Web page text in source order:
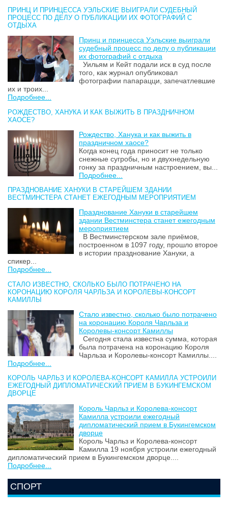
ПРИНЦ И ПРИНЦЕССА УЭЛЬСКИЕ ВЫИГРАЛИ СУДЕБНЫЙ
ПРОЦЕСС ПО ДЕЛУ О ПУБЛИКАЦИИ ИХ ФОТОГРАФИЙ С
ОТДЫХА
Принц и принцесса Уэльские выиграли
судебный процесс по делу о публикации
их фотографий с отдыха
Уильям и Кейт подали иск в суд после
того, как журнал опубликовал
фотографии папарацци, запечатлевшие
их и троих...
Подробнее...
РОЖДЕСТВО, ХАНУКА И КАК ВЫЖИТЬ В ПРАЗДНИЧНОМ
ХАОСЕ?
Рождество, Ханука и как выжить в
праздничном хаосе?
Когда конец года приносит не только
снежные сугробы, но и двухнедельную
гонку за праздничным настроением, вы...
Подробнее...
ПРАЗДНОВАНИЕ ХАНУКИ В СТАРЕЙШЕМ ЗДАНИИ
ВЕСТМИНСТЕРА СТАНЕТ ЕЖЕГОДНЫМ МЕРОПРИЯТИЕМ
Празднование Хануки в старейшем
здании Вестминстера станет ежегодным
мероприятием
В Вестминстерском зале приёмов,
построенном в 1097 году, прошло второе
в истории празднование Хануки, а
спикер...
Подробнее...
СТАЛО ИЗВЕСТНО, СКОЛЬКО БЫЛО ПОТРАЧЕНО НА
КОРОНАЦИЮ КОРОЛЯ ЧАРЛЬЗА И КОРОЛЕВЫ-КОНСОРТ
КАМИЛЛЫ
Стало известно, сколько было потрачено
на коронацию Короля Чарльза и
Королевы-консорт Камиллы
Сегодня стала известна сумма, которая
была потрачена на коронацию Короля
Чарльза и Королевы-консорт Камиллы....
Подробнее...
КОРОЛЬ ЧАРЛЬЗ И КОРОЛЕВА-КОНСОРТ КАМИЛЛА УСТРОИЛИ
ЕЖЕГОДНЫЙ ДИПЛОМАТИЧЕСКИЙ ПРИЕМ В БУКИНГЕМСКОМ
ДВОРЦЕ
Король Чарльз и Королева-консорт
Камилла устроили ежегодный
дипломатический прием в Букингемском
дворце
Король Чарльз и Королева-консорт
Камилла 19 ноября устроили ежегодный
дипломатический прием в Букингемском дворце....
Подробнее...
СПОРТ